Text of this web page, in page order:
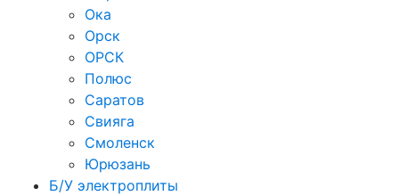
Ока
Орск
ОРСК
Полюс
Саратов
Свияга
Смоленск
Юрюзань
Б/У электроплиты